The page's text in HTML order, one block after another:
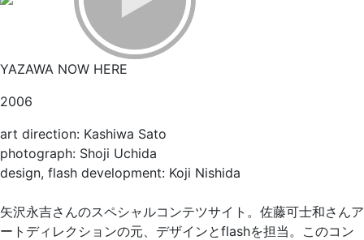
YAZAWA NOW HERE
2006
art direction: Kashiwa Sato
photograph: Shoji Uchida
design, flash development: Koji Nishida
矢沢永吉さんのスペシャルコンテツサイト。佐藤可士和さんア
ートディレクションの元、デザインとflashを担当。このコン